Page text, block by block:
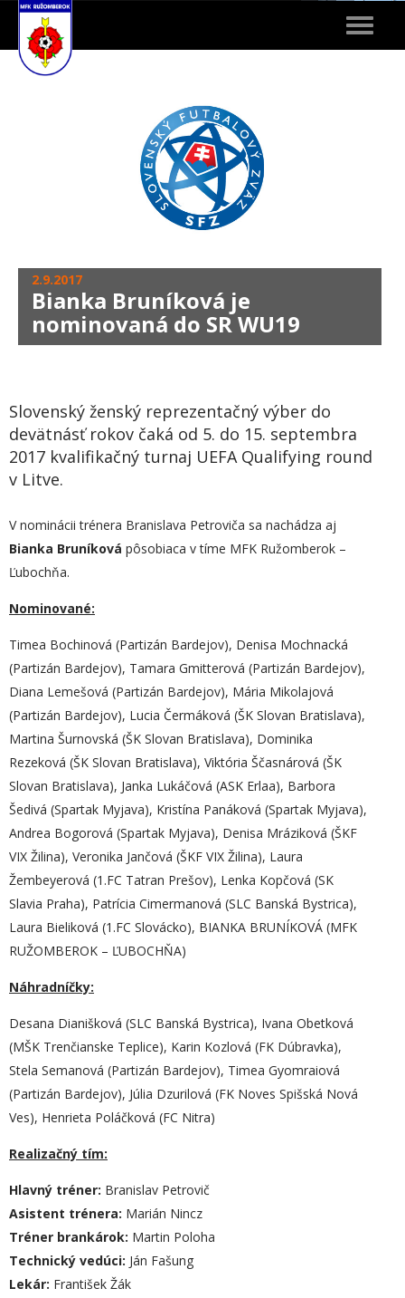
Toggle
2.9.2017
Bianka Bruníková je
nominovaná do SR WU19
Slovenský ženský reprezentačný výber do
devätnásť rokov čaká od 5. do 15. septembra
2017 kvalifikačný turnaj UEFA Qualifying round
v Litve.
V nominácii trénera Branislava Petroviča sa nachádza aj
Bianka Bruníková pôsobiaca v tíme MFK Ružomberok –
Ľubochňa.
Nominované:
Timea Bochinová (Partizán Bardejov), Denisa Mochnacká
(Partizán Bardejov), Tamara Gmitterová (Partizán Bardejov),
Diana Lemešová (Partizán Bardejov), Mária Mikolajová
(Partizán Bardejov), Lucia Čermáková (ŠK Slovan Bratislava),
Martina Šurnovská (ŠK Slovan Bratislava), Dominika
Rezeková (ŠK Slovan Bratislava), Viktória Ščasnárová (ŠK
Slovan Bratislava), Janka Lukáčová (ASK Erlaa), Barbora
Šedivá (Spartak Myjava), Kristína Panáková (Spartak Myjava),
Andrea Bogorová (Spartak Myjava), Denisa Mráziková (ŠKF
VIX Žilina), Veronika Jančová (ŠKF VIX Žilina), Laura
Žembeyerová (1.FC Tatran Prešov), Lenka Kopčová (SK
Slavia Praha), Patrícia Cimermanová (SLC Banská Bystrica),
Laura Bieliková (1.FC Slovácko), BIANKA BRUNÍKOVÁ (MFK
RUŽOMBEROK – ĽUBOCHŇA)
Náhradníčky:
Desana Dianišková (SLC Banská Bystrica), Ivana Obetková
(MŠK Trenčianske Teplice), Karin Kozlová (FK Dúbravka),
Stela Semanová (Partizán Bardejov), Timea Gyomraiová
(Partizán Bardejov), Júlia Dzurilová (FK Noves Spišská Nová
Ves), Henrieta Poláčková (FC Nitra)
Realizačný tím:
Hlavný tréner: Branislav Petrovič
Asistent trénera: Marián Nincz
Tréner brankárok: Martin Poloha
Technický vedúci: Ján Fašung
Lekár: František Žák